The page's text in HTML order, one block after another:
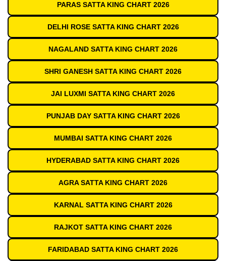
PARAS SATTA KING CHART 2026
DELHI ROSE SATTA KING CHART 2026
NAGALAND SATTA KING CHART 2026
SHRI GANESH SATTA KING CHART 2026
JAI LUXMI SATTA KING CHART 2026
PUNJAB DAY SATTA KING CHART 2026
MUMBAI SATTA KING CHART 2026
HYDERABAD SATTA KING CHART 2026
AGRA SATTA KING CHART 2026
KARNAL SATTA KING CHART 2026
RAJKOT SATTA KING CHART 2026
FARIDABAD SATTA KING CHART 2026